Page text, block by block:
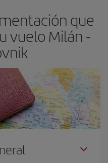
que
vuelo Milán -